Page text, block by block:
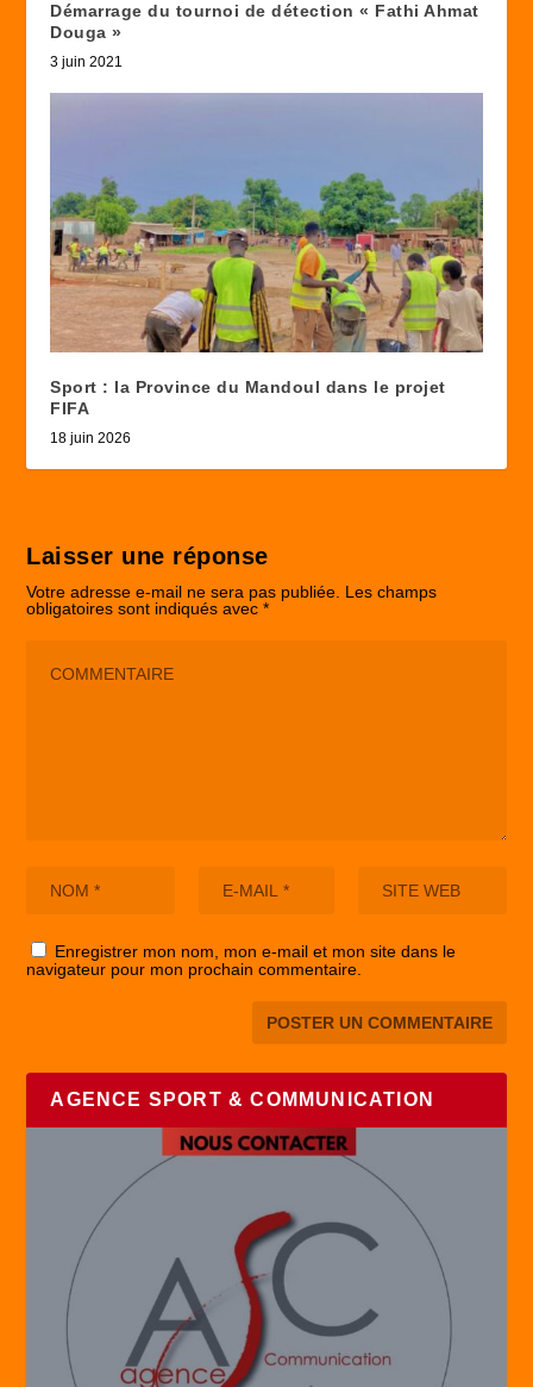
Démarrage du tournoi de détection « Fathi Ahmat
Douga »
3 juin 2021
Sport : la Province du Mandoul dans le projet
FIFA
18 juin 2026
Laisser une réponse
Votre adresse e-mail ne sera pas publiée. Les champs
obligatoires sont indiqués avec*
Enregistrer mon nom, mon e-mail et mon site dans le
navigateur pour mon prochain commentaire.
AGENCE SPORT & COMMUNICATION